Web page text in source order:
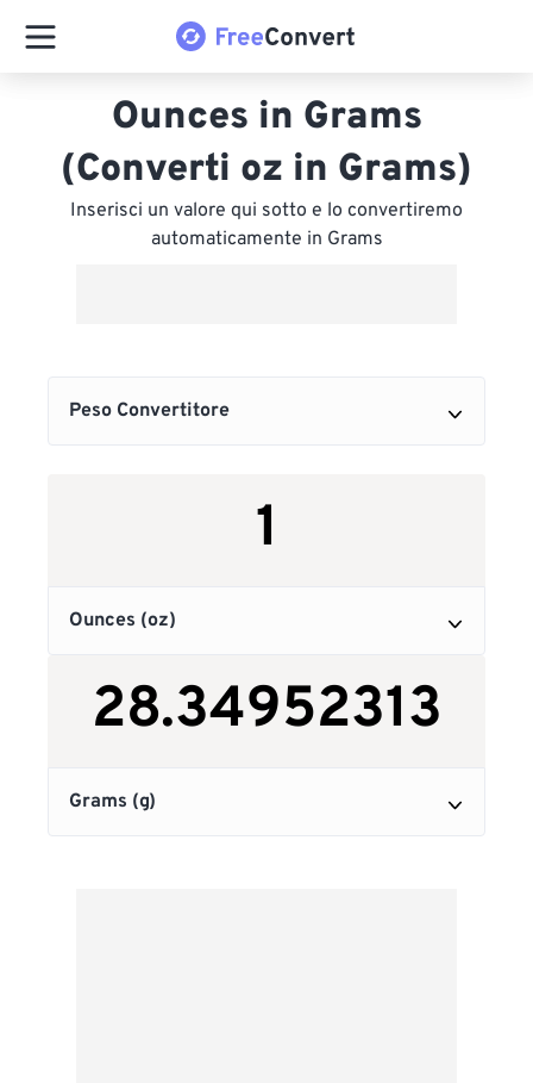
Ounces in Grams
(Converti oz in Grams)
Inserisci un valore qui sotto e lo convertiremo
automaticamente in Grams